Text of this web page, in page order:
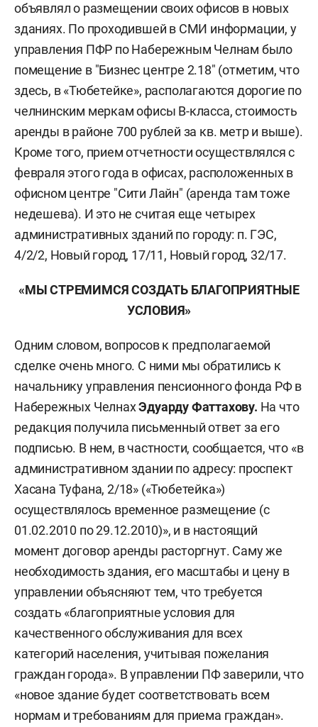
объявлял о размещении своих офисов в новых
зданиях. По проходившей в СМИ информации, у
управления ПФР по Набережным Челнам было
помещение в "Бизнес центре 2.18" (отметим, что
здесь, в «Тюбетейке», располагаются дорогие по
челнинским меркам офисы B-класса, стоимость
аренды в районе 700 рублей за кв. метр и выше).
Кроме того, прием отчетности осуществлялся с
февраля этого года в офисах, расположенных в
офисном центре "Сити Лайн" (аренда там тоже
недешева). И это не считая еще четырех
административных зданий по городу: п. ГЭС,
4/2/2, Новый город, 17/11, Новый город, 32/17.
«МЫ СТРЕМИМСЯ СОЗДАТЬ БЛАГОПРИЯТНЫЕ
УСЛОВИЯ»
Одним словом, вопросов к предполагаемой
сделке очень много. С ними мы обратились к
начальнику управления пенсионного фонда РФ в
Набережных ЧелнахЭдуардуФаттахову. На что
редакция получила письменный ответ за его
подписью. В нем, в частности, сообщается, что «в
административном здании по адресу: проспект
Хасана Туфана, 2/18» («Тюбетейка»)
осуществлялось временное размещение (с
01.02.2010 по 29.12.2010)», и в настоящий
момент договор аренды расторгнут. Саму же
необходимость здания, его масштабы и цену в
управлении объясняют тем, что требуется
создать «благоприятные условия для
качественного обслуживания для всех
категорий населения, учитывая пожелания
граждан города». В управлении ПФ заверили, что
«новое здание будет соответствовать всем
нормам и требованиям для приема граждан».